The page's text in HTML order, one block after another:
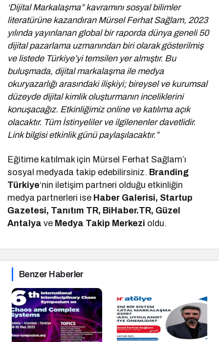
‘Dijital Markalaşma” kavramını sosyal bilimler
literatürüne kazandıran Mürsel Ferhat Sağlam, 2023
yılında yayınlanan global bir raporda dünya geneli 50
dijital pazarlama uzmanından biri olarak gösterilmiş
ve listede Türkiye’yi temsilen yer almıştır. Bu
buluşmada, dijital markalaşma ile medya
okuryazarlığı arasındaki ilişkiyi; bireysel ve kurumsal
düzeyde dijital kimlik oluşturmanın inceliklerini
konuşacağız. Etkinliğimiz online ve katılıma açık
olacaktır. Tüm İstinyeliler ve ilgilenenler davetlidir.
Link bilgisi etkinlik günü paylaşılacaktır.”
Eğitime katılmak için Mürsel Ferhat Sağlam’ı
sosyal medyada takip edebilirsiniz. Branding
Türkiye‘nin iletişim partneri olduğu etkinliğin
medya partnerleri ise Haber Galerisi, Startup
Gazetesi, Tanıtım TR, BiHaber.TR, Güzel
Antalya ve Medya Takip Merkezi oldu.
Benzer Haberler